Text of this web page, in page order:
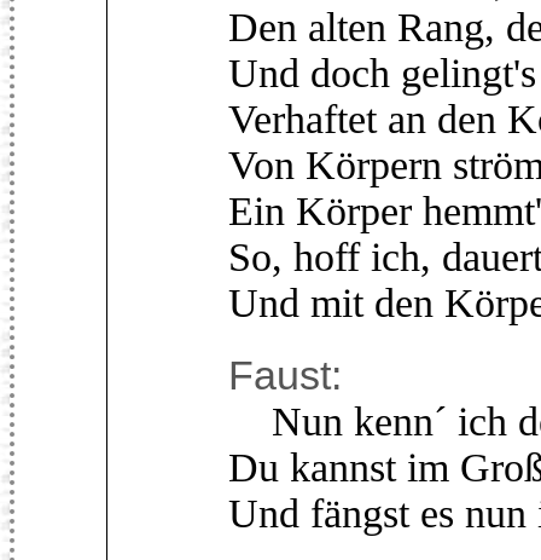
Den alten Rang,
Und doch
Verhaftet an den
Von Körpern
Ein Körper
So, hoff ich,
Und mit den
Faust:
Nun kenn´ ich
Du kannst im
Und fängst es